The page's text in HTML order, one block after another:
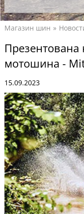
Магазин шин
мотошина -
15.09.2023